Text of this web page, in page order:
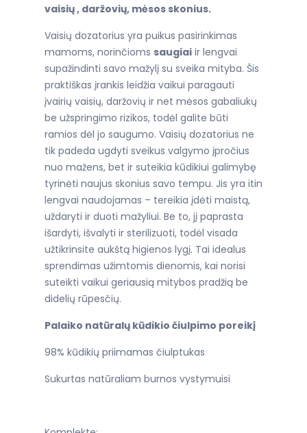
vaisių , daržovių, mėsos skonius.
Vaisių dozatorius yra puikus pasirinkimas
mamoms, norinčioms saugiai ir lengvai
supažindinti savo mažylį su sveika mityba. Šis
praktiškas įrankis leidžia vaikui paragauti
įvairių vaisių, daržovių ir net mėsos gabaliukų
be užspringimo rizikos, todėl galite būti
ramios dėl jo saugumo. Vaisių dozatorius ne
tik padeda ugdyti sveikus valgymo įpročius
nuo mažens, bet ir suteikia kūdikiui galimybę
tyrinėti naujus skonius savo tempu. Jis yra itin
lengvai naudojamas – tereikia įdėti maistą,
uždaryti ir duoti mažyliui. Be to, jį paprasta
išardyti, išvalyti ir sterilizuoti, todėl visada
užtikrinsite aukštą higienos lygį. Tai idealus
sprendimas užimtomis dienomis, kai norisi
suteikti vaikui geriausią mitybos pradžią be
didelių rūpesčių.
Palaiko natūralų kūdikio čiulpimo poreikį
98% kūdikių priimamas čiulptukas
Sukurtas natūraliam burnos vystymuisi